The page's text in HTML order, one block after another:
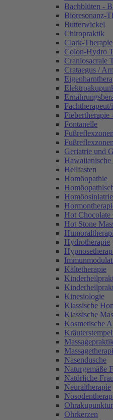
Bachblüten -
Bioresonanz-
Butterwickel
Chiropraktik
Clark-Therapie
Colon-Hydro
Craniosacrale
Crataegus /
Fontanelle
Geriatrie und
Heilfasten
Homöopathie
Homöosiniatrie
Hot Chocolate
Hot Stone
Hydrotherapie
Kältetherapie
Kinesiologie
Klassische
Klassische
Kosmetische
Nasendusche
Naturgemäße
Natürliche
Neuraltherapie
Ohrakupunktur
Ohrkerzen